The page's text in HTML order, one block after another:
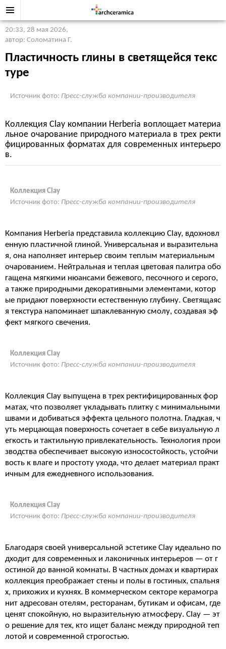
20:33, 28 мая 2026,
автор: Соломатина Г.
Пластичность глины в светящейся текс
туре
Источник фото: Пресс-служба компании-производителя
Коллекция Clay компании Herberia воплощает материа
льное очарование природного материала в трех ректи
фицированных форматах для современных интерьеро
в.
Коллекция Clay
Источник фото: Пресс-служба компании-производителя
Компания Herberia представила коллекцию Clay, вдохновл
енную пластичной глиной. Универсальная и выразительна
я, она наполняет интерьер своим теплым материальным
очарованием. Нейтральная и теплая цветовая палитра обо
гащена мягкими нюансами бежевого, песочного и серого,
а также природными декоративными элементами, котор
ые придают поверхности естественную глубину. Светящаяс
я текстура напоминает шпаклеванную смолу, создавая эф
фект мягкого свечения.
Коллекция Clay
Источник фото: Пресс-служба компании-производителя
Коллекция Clay выпущена в трех ректифицированных фор
матах, что позволяет укладывать плитку с минимальными
швами и добиваться эффекта цельного полотна. Гладкая, ч
уть мерцающая поверхность сочетает в себе визуальную л
егкость и тактильную привлекательность. Технология прои
зводства обеспечивает высокую износостойкость, устойчи
вость к влаге и простоту ухода, что делает материал практ
ичным для ежедневного использования.
Коллекция Clay
Источник фото: Пресс-служба компании-производителя
Благодаря своей универсальной эстетике Clay идеально по
дходит для современных и лаконичных интерьеров — от г
остиной до ванной комнаты. В частных домах и квартирах
коллекция преображает стены и полы в гостиных, спальня
х, прихожих и кухнях. В коммерческом секторе керамогра
нит адресован отелям, ресторанам, бутикам и офисам, где
ценят спокойную, но выразительную атмосферу. Clay — эт
о решение для тех, кто ищет баланс между природной теп
лотой и современной строгостью.